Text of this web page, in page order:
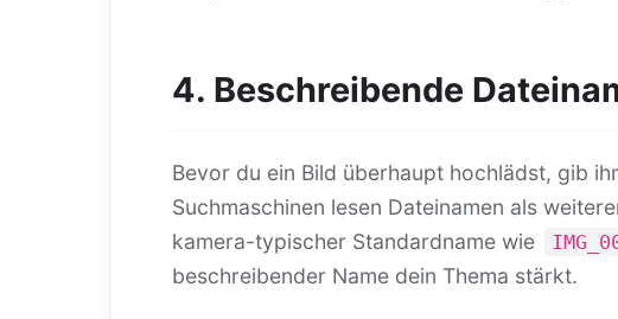
4. Beschreibende
Bevor du ein Bild überhaupt hochlädst, gib
Suchmaschinen lesen Dateinamen als
kamera-typischer Standardname wie
beschreibender Name dein Thema stärkt.